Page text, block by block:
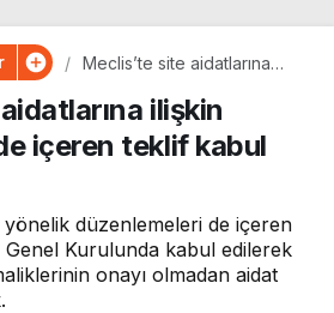
Meclis’te site aidatlarına
içeren teklif kabul edildi
ilişkin
içeren teklif kabul
yönelik düzenlemeleri de içeren
Kurulunda kabul edilerek
onayı olmadan aidat